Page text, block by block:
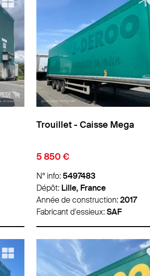
Trouillet - Caisse Mega
5 850 €
N° info:5497483
Dépôt: Lille, France
Année de construction:2017
Fabricant d'essieux:SAF